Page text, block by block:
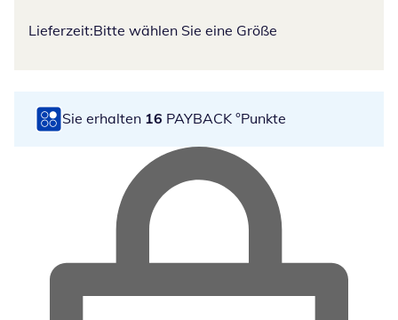
Lieferzeit:Bitte wählen Sie eine Größe
Sie erhalten 16 PAYBACK °Punkte